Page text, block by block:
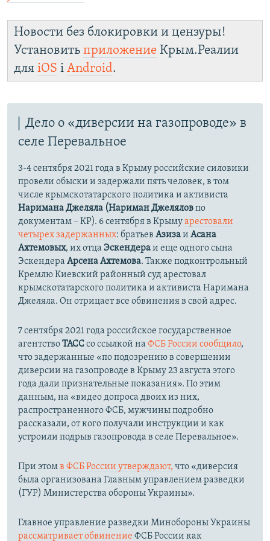
Новости без блокировки и цензуры!
Установить приложение Крым.Реалии
для iOS і Android.
Дело о «диверсии на газопроводе» в
селе Перевальное
3-4 сентября 2021 года в Крыму российские силовики
провели обыски и задержали пять человек, в том
числе крымскотатарского политика и активиста
Наримана Джеляла (Нариман Джеляловпо
документам – КР). 6 сентября в Крымуарестовали
четырех задержанных: братьев Азизаи Асана
Ахтемовых, их отца Эскендераи еще одного сына
Эскендера Арсена Ахтемова. Также подконтрольный
Кремлю Киевский районный суд арестовал
крымскотатарского политика и активиста Наримана
Джеляла. Он отрицает все обвинения в свой адрес.
7 сентября 2021 года российское государственное
агентствоТАССсо ссылкой на ФСБ России сообщило,
что задержанные «по подозрению в совершении
диверсии на газопроводе в Крыму 23 августа этого
года дали признательные показания». По этим
данным, на «видео допроса двоих из них,
распространенного ФСБ, мужчины подробно
рассказали, от кого получали инструкции и как
устроили подрыв газопровода в селе Перевальное».
При этомв ФСБ России утверждают, что «диверсия
была организована Главным управлением разведки
(ГУР) Министерства обороны Украины».
Главное управление разведки Минобороны Украины
рассматривает обвинение ФСБ России как